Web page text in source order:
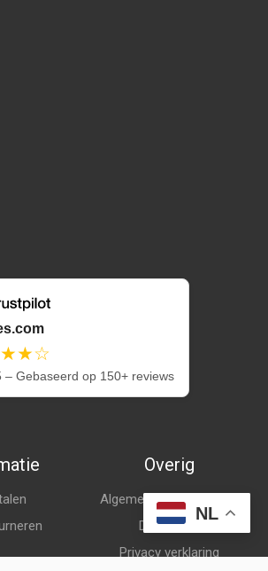
– Gebaseerd op 150+ reviews
Overig
Algemene voorwaarden
Disclaimer
Privacy verklaring
NL